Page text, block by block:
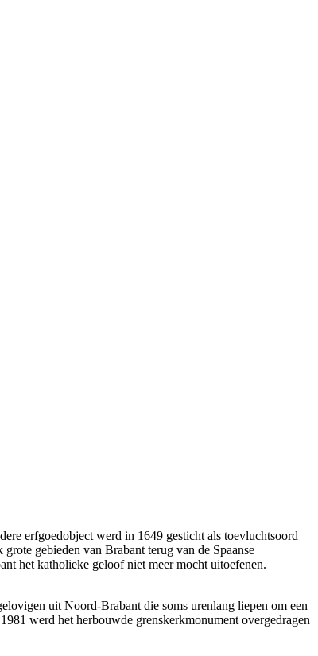
erfgoedobject werd in 1649 gesticht als toevluchtsoord
gebieden van Brabant terug van de Spaanse
het katholieke geloof niet meer mocht uitoefenen.
uit Noord-Brabant die soms urenlang liepen om een
werd het herbouwde grenskerkmonument overgedragen